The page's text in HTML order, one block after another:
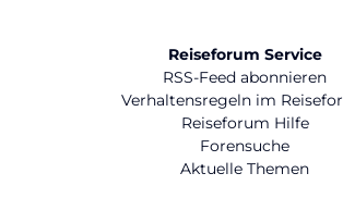
Reiseforum Service
RSS-Feed abonnieren
Verhaltensregeln im
Reiseforum Hilfe
Forensuche
Aktuelle Themen